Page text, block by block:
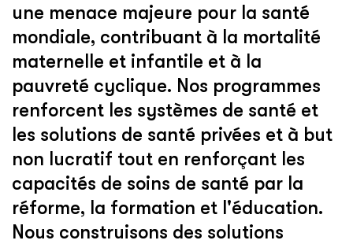
une menace majeure pour la santé
mondiale, contribuant à la mortalité
maternelle et infantile et à la
pauvreté cyclique. Nos programmes
renforcent les systèmes de santé et
les solutions de santé privées et à but
non lucratif tout en renforçant les
capacités de soins de santé par la
réforme, la formation et l'éducation.
Nous construisons des solutions